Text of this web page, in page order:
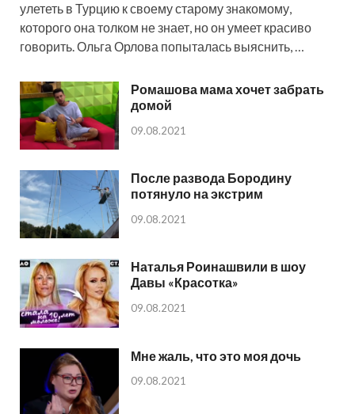
улететь в Турцию к своему старому знакомому,
которого она толком не знает, но он умеет красиво
говорить. Ольга Орлова попыталась выяснить, …
Ромашова мама хочет забрать
домой
09.08.2021
После развода Бородину
потянуло на экстрим
09.08.2021
Наталья Роинашвили в шоу
Давы «Красотка»
09.08.2021
Мне жаль, что это моя дочь
09.08.2021